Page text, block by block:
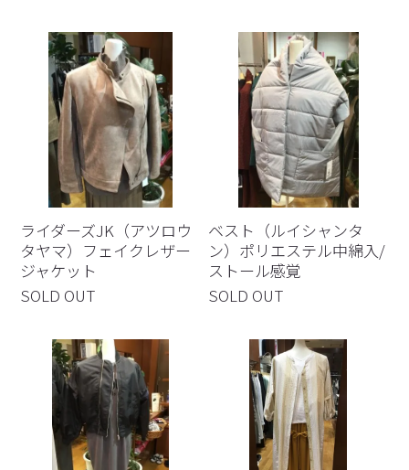
ライダーズJK（アツロウ
タヤマ）フェイクレザー
ジャケット
SOLD OUT
ベスト（ルイシャンタ
ン）ポリエステル中綿入/
ストール感覚
SOLD OUT